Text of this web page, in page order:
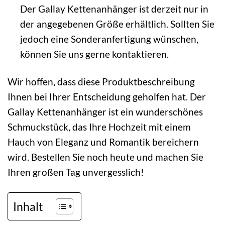
Der Gallay Kettenanhänger ist derzeit nur in
der angegebenen Größe erhältlich. Sollten Sie
jedoch eine Sonderanfertigung wünschen,
können Sie uns gerne kontaktieren.
Wir hoffen, dass diese Produktbeschreibung
Ihnen bei Ihrer Entscheidung geholfen hat. Der
Gallay Kettenanhänger ist ein wunderschönes
Schmuckstück, das Ihre Hochzeit mit einem
Hauch von Eleganz und Romantik bereichern
wird. Bestellen Sie noch heute und machen Sie
Ihren großen Tag unvergesslich!
Inhalt